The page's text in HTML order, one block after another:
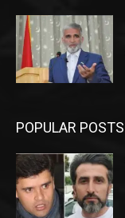
POPULAR POSTS